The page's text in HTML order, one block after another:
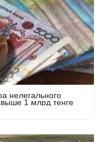
нелегального
1 млрд тенге